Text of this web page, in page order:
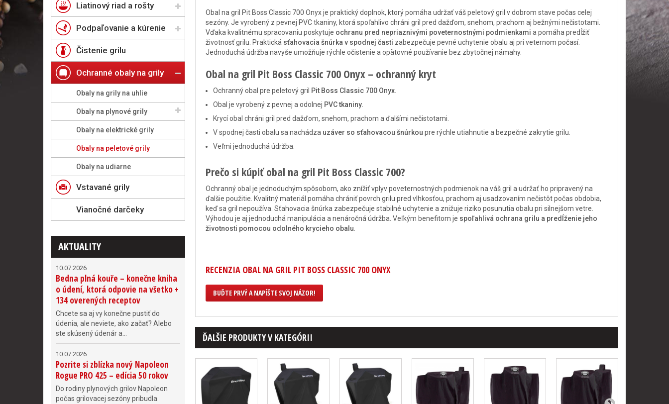
Obal na gril Pit Boss Classic 700 Onyx je praktický doplnok, ktorý pomáha udržať váš peletový gril v dobrom stave počas celej
sezóny. Je vyrobený z pevnej PVC tkaniny, ktorá spoľahlivo chráni gril pred dažďom, snehom, prachom aj bežnými nečistotami.
Vďaka kvalitnému spracovaniu poskytuje ochranu pred nepriaznivými poveternostnými podmienkami a pomáha predĺžiť
životnosť grilu. Praktická sťahovacia šnúrka v spodnej časti zabezpečuje pevné uchytenie obalu aj pri veternom počasí.
Jednoduchá údržba navyše umožňuje rýchle očistenie a opätovné používanie bez zbytočnej námahy.
Obal na gril Pit Boss Classic 700 Onyx – ochranný kryt
Ochranný obal pre peletový gril Pit Boss Classic 700 Onyx
Obal je vyrobený z pevnej a odolnej PVC tkaniny
Krycí obal chráni gril pred dažďom, snehom, prachom a ďalšími nečistotami.
V spodnej časti obalu sa nachádza uzáver so sťahovacou šnúrkou pre rýchle utiahnutie a bezpečné zakrytie grilu.
Veľmi jednoduchá údržba.
Prečo si kúpiť obal na gril Pit Boss Classic 700?
Ochranný obal je jednoduchým spôsobom, ako znížiť vplyv poveternostných podmienok na váš gril a udržať ho pripravený na
ďalšie použitie. Kvalitný materiál pomáha chrániť povrch grilu pred vlhkosťou, prachom aj usadzovaním nečistôt počas obdobia,
keď sa gril nepoužíva. Sťahovacia šnúrka zabezpečuje stabilné uchytenie a znižuje riziko posunutia obalu pri silnejšom vetre.
Výhodou je aj jednoduchá manipulácia a nenáročná údržba. Veľkým benefitom je spoľahlivá ochrana grilu a predĺženie jeho
životnosti pomocou odolného krycieho obalu
RECENZIA OBAL NA GRIL PIT BOSS CLASSIC 700 ONYX
BUĎTE PRVÝ A NAPÍŠTE SVOJ NÁZOR!
ĎALŠIE PRODUKTY V KATEGÓRII
Liatinový riad a rošty
Podpaľovanie a kúrenie
Čistenie grilu
Ochranné obaly na grily
Obaly na grily na uhlie
Obaly na plynové grily
Obaly na elektrické grily
Obaly na peletové grily
Obaly na udiarne
Vstavané grily
Vianočné darčeky
AKTUALITY
10.07.2026
Bedna plná kouře – konečne kniha
o údení, ktorá odpovie na všetko +
134 overených receptov
Chcete sa aj vy konečne pustiť do
údenia, ale neviete, ako začať? Alebo
ste skúsený údenár a...
10.07.2026
Pozrite si zblízka nový Napoleon
Rogue PRO 425 – edícia 50 rokov
Do rodiny plynových grilov Napoleon
počas grilovacej sezóny pribudla